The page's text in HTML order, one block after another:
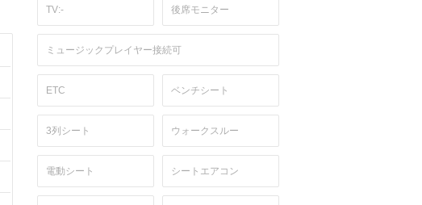
TV:- 後席モニター
ミュージックプレイヤー接続可
ETC ベンチシート
3列シート ウォークスルー
電動シート シートエアコン